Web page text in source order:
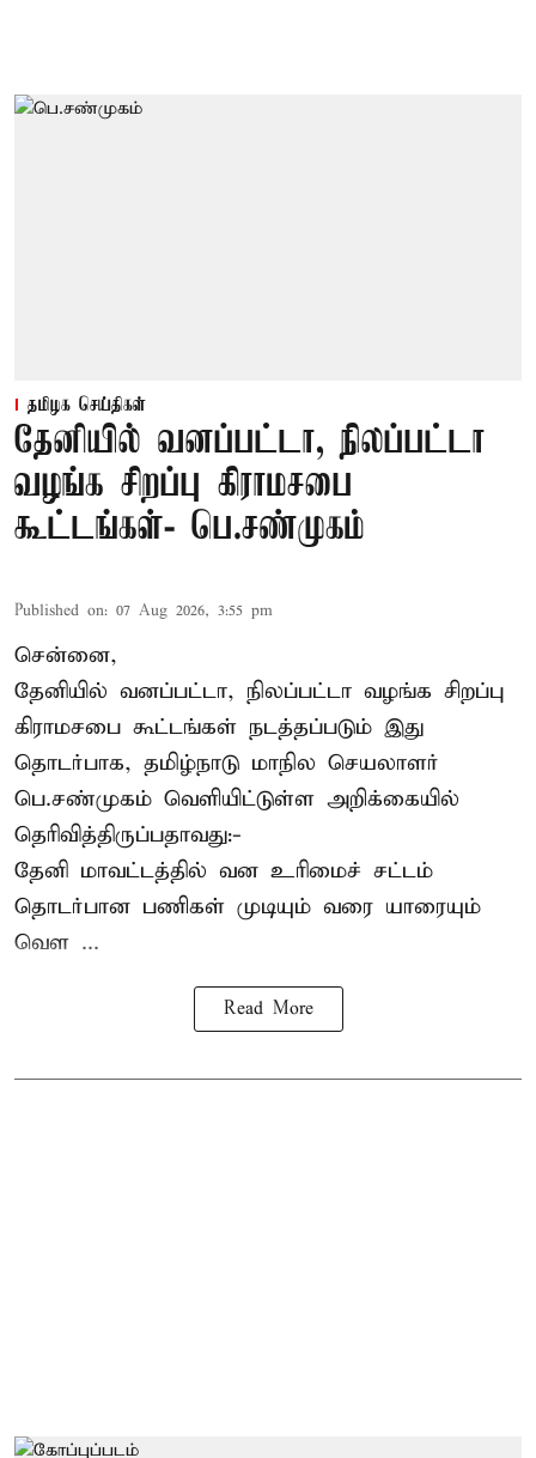
தமிழக செய்திகள்
தேனியில் வனப்பட்டா, நிலப்பட்டா
வழங்க சிறப்பு கிராமசபை
கூட்டங்கள்- பெ.சண்முகம்
Published on: 07 Aug 2026, 3:55 pm
சென்னை,
தேனியில் வனப்பட்டா, நிலப்பட்டா வழங்க சிறப்பு
கிராமசபை கூட்டங்கள் நடத்தப்படும் இது
தொடர்பாக, தமிழ்நாடு மாநில செயலாளர்
பெ.சண்முகம் வெளியிட்டுள்ள அறிக்கையில்
தெரிவித்திருப்பதாவது:-
தேனி மாவட்டத்தில் வன உரிமைச் சட்டம்
தொடர்பான பணிகள் முடியும் வரை யாரையும்
வெள ...
Read More